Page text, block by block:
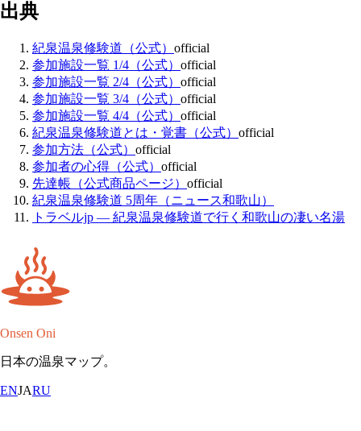
出典
紀泉温泉修験道（公式） official
参加施設一覧 1/4（公式） official
参加施設一覧 2/4（公式） official
参加施設一覧 3/4（公式） official
参加施設一覧 4/4（公式） official
紀泉温泉修験道とは・覚書（公式） official
参加方法（公式） official
参加者の心得（公式） official
先達帳（公式商品ページ） official
紀泉温泉修験道 5周年（ニュース和歌山）
トラベルjp — 紀泉温泉修験道で行く和歌山の凄い名湯
Onsen Oni
日本の温泉マップ。
ENJARU